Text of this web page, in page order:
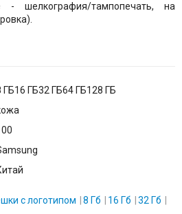
- шелкография/тампопечать, на
ГБ16 ГБ32 ГБ64 ГБ128 ГБ
с логотипом 8 Гб 16 Гб
32 Гб